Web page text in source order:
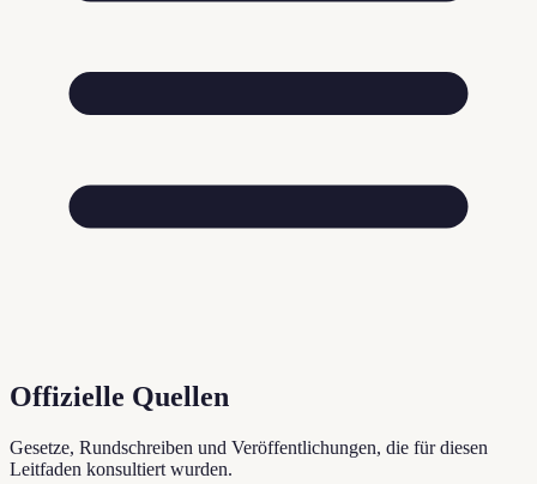
Offizielle Quellen
Gesetze, Rundschreiben und Veröffentlichungen, die für diesen
Leitfaden konsultiert wurden.